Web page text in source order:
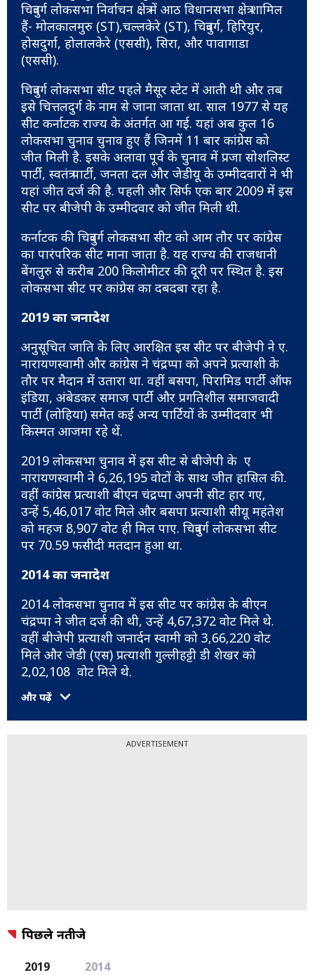
चित्रदुर्ग लोकसभा निर्वाचन क्षेत्र में आठ विधानसभा क्षेत्र शामिल
हैं- मोलकालमुरु (ST),चल्लकेरे (ST), चित्रदुर्ग, हिरियुर,
होसदुर्गा, होलालकेरे (एससी), सिरा, और पावागाडा
(एससी).
चित्रदुर्ग लोकसभा सीट पहले मैसूर स्टेट में आती थी और तब
इसे चित्तलदुर्ग के नाम से जाना जाता था. साल 1977 से यह
सीट कर्नाटक राज्य के अंतर्गत आ गई. यहां अब कुल 16
लोकसभा चुनाव चुनाव हुए हैं जिनमें 11 बार कांग्रेस को
जीत मिली है. इसके अलावा पूर्व के चुनाव में प्रजा सोशलिस्ट
पार्टी, स्वतंत्र पार्टी, जनता दल और जेडीयू के उम्मीदवारों ने भी
यहां जीत दर्ज की है. पहली और सिर्फ एक बार 2009 में इस
सीट पर बीजेपी के उम्मीदवार को जीत मिली थी.
कर्नाटक की चित्रदुर्ग लोकसभा सीट को आम तौर पर कांग्रेस
का पारंपरिक सीट माना जाता है. यह राज्य की राजधानी
बेंगलुरु से करीब 200 किलोमीटर की दूरी पर स्थित है. इस
लोकसभा सीट पर कांग्रेस का दबदबा रहा है.
2019 का जनादेश
अनुसूचित जाति के लिए आरक्षित इस सीट पर बीजेपी ने ए.
नारायणस्वामी और कांग्रेस ने चंद्रप्पा को अपने प्रत्याशी के
तौर पर मैदान में उतारा था. वहीं बसपा, पिरामिड पार्टी ऑफ
इंडिया, अंबेडकर समाज पार्टी और प्रगतिशील समाजवादी
पार्टी (लोहिया) समेत कई अन्य पार्टियों के उम्मीदवार भी
किस्मत आजमा रहे थें.
2019 लोकसभा चुनाव में इस सीट से बीजेपी के ए
नारायणस्वामी ने 6,26,195 वोटों के साथ जीत हासिल की.
वहींं कांग्रेस प्रत्याशी बीएन चंद्रप्पा अपनी सीट हार गए,
उन्हें 5,46,017 वोट मिले और बसपा प्रत्याशी सीयू महंतेश
को महज 8,907 वोट ही मिल पाए. चित्रदुर्ग लोकसभा सीट
पर 70.59 फसीदी मतदान हुआ था.
2014 का जनादेश
2014 लोकसभा चुनाव में इस सीट पर कांग्रेस के बीएन
चंद्रप्पा ने जीत दर्ज की थी, उन्हें 4,67,372 वोट मिले थे.
वहीं बीजेपी प्रत्याशी जनार्दन स्वामी को 3,66,220 वोट
मिले और जेडी (एस) प्रत्याशी गुल्लीहट्टी डी शेखर को
2,02,108 वोट मिले थे.
और पढ़ें
ADVERTISEMENT
पिछले नतीजे
2019 2014